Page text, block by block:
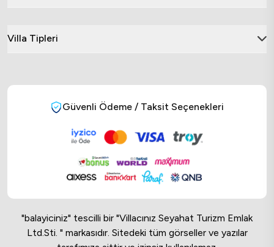
Villa Tipleri
Güvenli Ödeme / Taksit Seçenekleri
"balayiciniz" tescilli bir "Villacınız Seyahat Turizm Emlak
Ltd.Sti. " markasıdır. Sitedeki tüm görseller ve yazılar